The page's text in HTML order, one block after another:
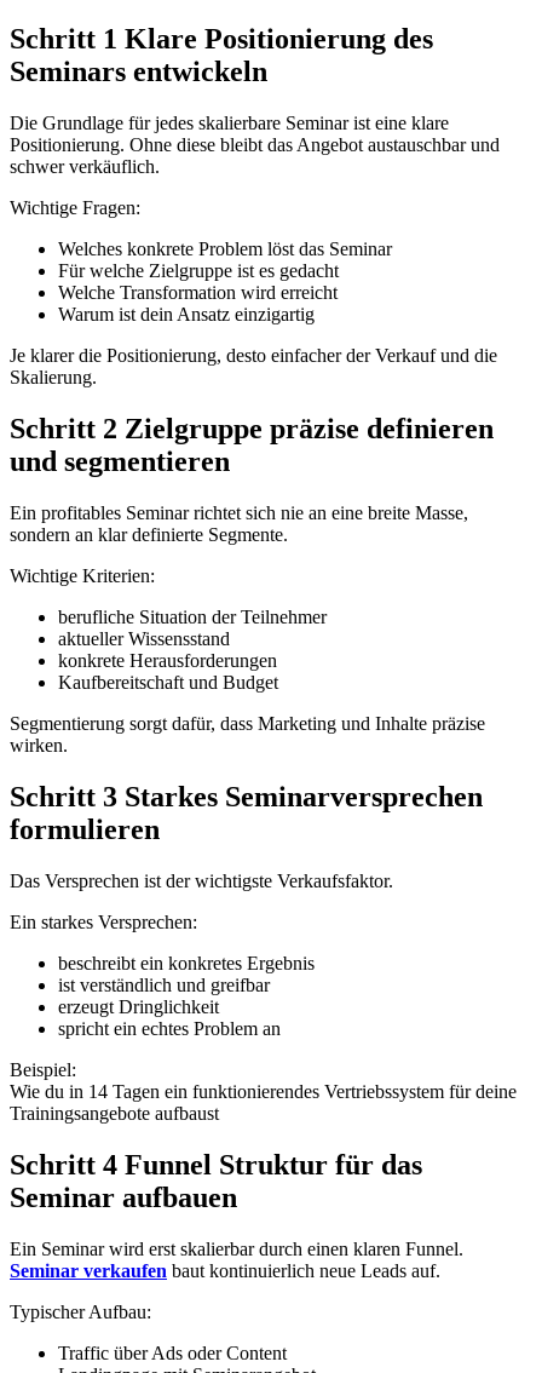
Schritt 1 Klare Positionierung des
Seminars entwickeln
Die Grundlage für jedes skalierbare Seminar ist eine klare
Positionierung. Ohne diese bleibt das Angebot austauschbar und
schwer verkäuflich.
Wichtige Fragen:
Welches konkrete Problem löst das Seminar
Für welche Zielgruppe ist es gedacht
Welche Transformation wird erreicht
Warum ist dein Ansatz einzigartig
Je klarer die Positionierung, desto einfacher der Verkauf und die
Skalierung.
Schritt 2 Zielgruppe präzise definieren
und segmentieren
Ein profitables Seminar richtet sich nie an eine breite Masse,
sondern an klar definierte Segmente.
Wichtige Kriterien:
berufliche Situation der Teilnehmer
aktueller Wissensstand
konkrete Herausforderungen
Kaufbereitschaft und Budget
Segmentierung sorgt dafür, dass Marketing und Inhalte präzise
wirken.
Schritt 3 Starkes Seminarversprechen
formulieren
Das Versprechen ist der wichtigste Verkaufsfaktor.
Ein starkes Versprechen:
beschreibt ein konkretes Ergebnis
ist verständlich und greifbar
erzeugt Dringlichkeit
spricht ein echtes Problem an
Beispiel:
Wie du in 14 Tagen ein funktionierendes Vertriebssystem für deine
Trainingsangebote aufbaust
Schritt 4 Funnel Struktur für das
Seminar aufbauen
Ein Seminar wird erst skalierbar durch einen klaren Funnel.
Seminar verkaufen baut kontinuierlich neue Leads auf.
Typischer Aufbau:
Traffic über Ads oder Content